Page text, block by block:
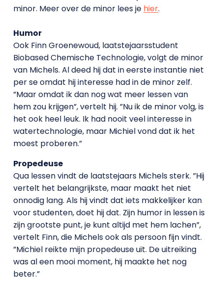
minor. Meer over de minor lees je hier.
Humor
Ook Finn Groenewoud, laatstejaarsstudent
Biobased Chemische Technologie, volgt de minor
van Michels. Al deed hij dat in eerste instantie niet
per se omdat hij interesse had in de minor zelf.
”Maar omdat ik dan nog wat meer lessen van
hem zou krijgen”, vertelt hij. ”Nu ik de minor volg, is
het ook heel leuk. Ik had nooit veel interesse in
watertechnologie, maar Michiel vond dat ik het
moest proberen.”
Propedeuse
Qua lessen vindt de laatstejaars Michels sterk. ”Hij
vertelt het belangrijkste, maar maakt het niet
onnodig lang. Als hij vindt dat iets makkelijker kan
voor studenten, doet hij dat. Zijn humor in lessen is
zijn grootste punt, je kunt altijd met hem lachen”,
vertelt Finn, die Michels ook als persoon fijn vindt.
”Michiel reikte mijn propedeuse uit. De uitreiking
was al een mooi moment, hij maakte het nog
beter.”